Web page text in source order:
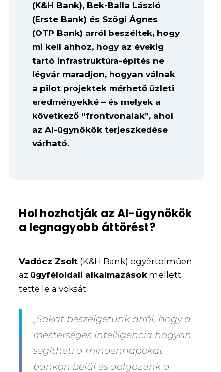
(K&H Bank), Bek-Balla László
(Erste Bank) és Szögi Ágnes
(OTP Bank) arról beszéltek, hogy
mi kell ahhoz, hogy az évekig
tartó infrastruktúra-építés ne
légvár maradjon, hogyan válnak
a pilot projektek mérhető üzleti
eredményekké – és melyek a
következő “frontvonalak”, ahol
az AI-ügynökök terjeszkedése
várható.
Hol hozhatják az AI-ügynökök
a legnagyobb áttörést?
Vadócz Zsolt (K&H Bank) egyértelműen
az ügyféloldali alkalmazások mellett
tette le a voksát.
„Sokat beszélgetünk arról, hogy a
mesterséges intelligencia hogyan
segítheti a mindennapokat
bankon belül és dolgozunk a